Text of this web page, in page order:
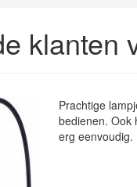
klanten
Prachtige
bedienen. Ook
erg eenvoudig.